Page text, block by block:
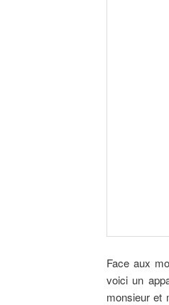
Face aux
voici un
monsieur et